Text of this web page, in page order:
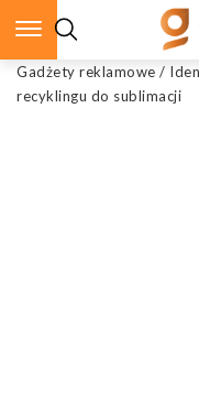
Gadżety reklamowe /
recyklingu do sublimacji